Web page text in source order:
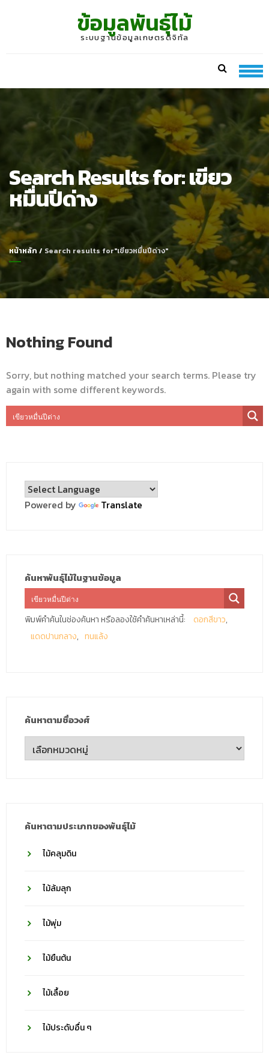
ข้อมูลพันธุ์ไม้
ระบบฐานข้อมูลเกษตรดิจิทัล
Search Results for:เขียว
หมื่นปีด่าง
หน้าหลัก / Search results for"เขียวหมื่นปีด่าง"
Nothing Found
Sorry, but nothing matched your search terms. Please try
again with some different keywords.
Powered by Translate
ค้นหาพันธุ์ไม้ในฐานข้อมูล
พิมพ์คำค้นในช่องค้นหา หรือลองใช้คำค้นหาเหล่านี้:
ดอกสีขาว
แดดปานกลาง
ทนแล้ง
ค้นหาตามชื่อวงศ์
ค้นหา
ตาม
ค้นหาตามประเภทของพันธุ์ไม้
ไม้คลุมดิน
ไม้ล้มลุก
ไม้พุ่ม
ไม้ยืนต้น
ไม้เลื้อย
ไม้ประดับอื่น ๆ